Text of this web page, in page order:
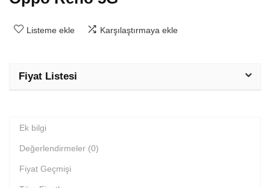
Listeme ekle Karşılaştırmaya ekle
Fiyat Listesi
Ek bilgi
Değerlendirmeler (0)
Fiyat Geçmişi